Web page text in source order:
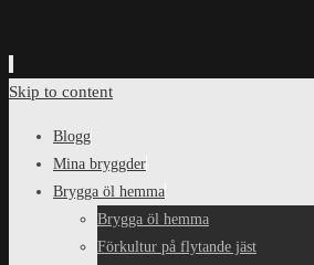
Skip to content
Blogg
Mina bryggder
Brygga öl hemma
Brygga öl hemma
Förkultur på flytande jäst